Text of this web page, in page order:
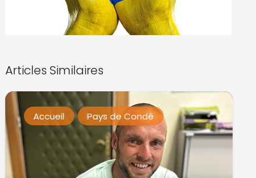
Articles Similaires
Accueil Pays de Condé